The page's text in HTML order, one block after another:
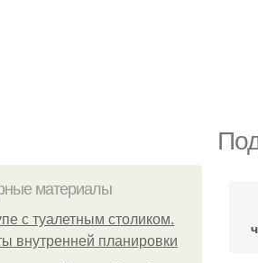
материалы
с туалетным столиком.
внутренней планировки